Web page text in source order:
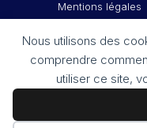
Nous utilisons des
comprendre
utiliser ce site,
Mentions légales
Politique de
Flux RSS
Plan du site